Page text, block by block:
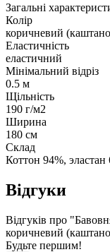
Загальні
Колір
коричневий
Еластичність
еластичний
Мінімальний відріз
0.5 м
Щільність
190 г/м2
Ширина
180 см
Склад
Коттон 94%, эластан
Відгуки
Відгуків про
коричневий
Будьте першим!